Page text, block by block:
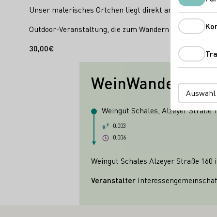
Unser malerisches Örtchen liegt direkt an der
Outdoor-Veranstaltung, die zum Wandern und
30,00€
Weingut Schales, Alzeyer Straße
0.003
0.006
Weingut Schales Alzeyer Straße
Veranstalter